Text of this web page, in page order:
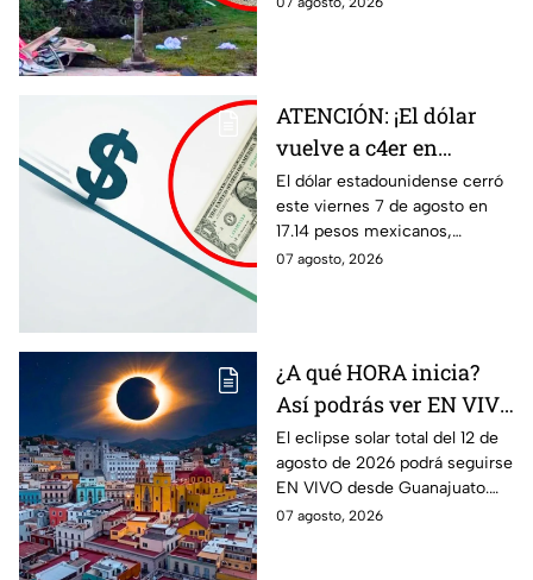
siete menores heridos
ATENCIÓN: ¡El dólar
vuelve a c4er en
Guanajuato! Esto cuesta
HOY 7 de agosto:
¿conviene comprar?
El dólar estadounidense cerró
este viernes 7 de agosto en
17.14 pesos mexicanos,
manteniendo una tendencia a
07 agosto, 2026
¿A qué HORA inicia?
Así podrás ver EN VIVO
desde Guanajuato el
eclipse solar total del 12
de agosto de 2026
El eclipse solar total del 12 de
agosto de 2026 podrá seguirse
EN VIVO desde Guanajuato.
Conoce a qué hora inicia
07 agosto, 2026